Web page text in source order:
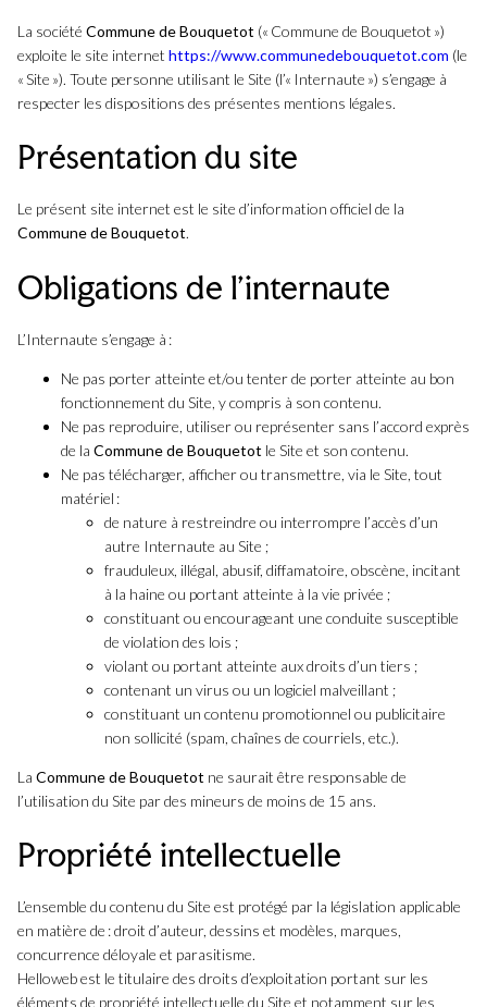
La société Commune de Bouquetot (« Commune de Bouquetot »)
exploite le site internet https://www.communedebouquetot.com (le
« Site »). Toute personne utilisant le Site (l’« Internaute ») s’engage à
respecter les dispositions des présentes mentions légales.
Présentation du site
Le présent site internet est le site d’information officiel de la
Commune de Bouquetot.
Obligations de l’internaute
L’Internaute s’engage à :
Ne pas porter atteinte et/ou tenter de porter atteinte au bon
fonctionnement du Site, y compris à son contenu.
Ne pas reproduire, utiliser ou représenter sans l’accord exprès
de la Commune de Bouquetot le Site et son contenu.
Ne pas télécharger, afficher ou transmettre, via le Site, tout
matériel :
de nature à restreindre ou interrompre l’accès d’un
autre Internaute au Site ;
frauduleux, illégal, abusif, diffamatoire, obscène, incitant
à la haine ou portant atteinte à la vie privée ;
constituant ou encourageant une conduite susceptible
de violation des lois ;
violant ou portant atteinte aux droits d’un tiers ;
contenant un virus ou un logiciel malveillant ;
constituant un contenu promotionnel ou publicitaire
non sollicité (spam, chaînes de courriels, etc.).
La Commune de Bouquetot ne saurait être responsable de
l’utilisation du Site par des mineurs de moins de 15 ans.
Propriété intellectuelle
L’ensemble du contenu du Site est protégé par la législation applicable
en matière de : droit d’auteur, dessins et modèles, marques,
concurrence déloyale et parasitisme.
Helloweb est le titulaire des droits d’exploitation portant sur les
éléments de propriété intellectuelle du Site et notamment sur les